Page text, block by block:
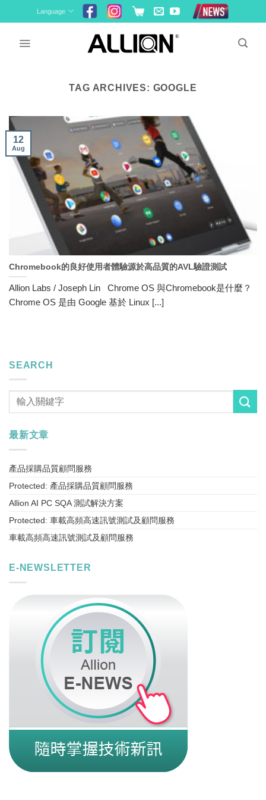
to
Language
TAG ARCHIVES: GOOGLE
Chromebook的良好使用者體驗源於高品質的AVL驗證測試
Allion Labs / Joseph Lin Chrome OS 與Chromebook是什麼？
Chrome OS 是由 Google 基於 Linux [...]
12
Aug
SEARCH
最新文章
產品採購品質顧問服務
Protected: 產品採購品質顧問服務
Allion AI PC SQA 測試解決方案
Protected: 車載高頻高速訊號測試及顧問服務
車載高頻高速訊號測試及顧問服務
E-NEWSLETTER